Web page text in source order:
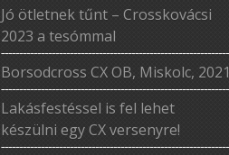
Jó ötletnek tűnt – Crosskovácsi
2023 a tesómmal
Borsodcross CX OB, Miskolc, 2021
Lakásfestéssel is fel lehet
készülni egy CX versenyre!